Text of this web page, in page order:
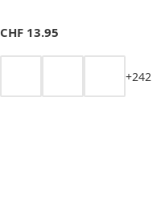
CHF 13.95
+242